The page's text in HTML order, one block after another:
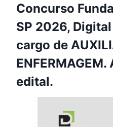
Concurso
SP 2026,
cargo de
edital.